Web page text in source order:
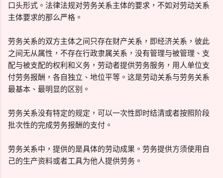
口头形式。法律法规对劳务关系主体的要求，不如对劳动关系
主体要求的那么严格。
劳务关系的双方主体之间只存在财产关系，即经济关系，彼此
之间无从属性，不存在行政隶属关系，没有管理与被管理、支
配与被支配的权利和义务，劳动者提供劳务服务，用人单位支
付劳务报酬，各自独立、地位平等。这是劳动关系与劳务关系
最基本、最明显的区别。
劳务关系没有特定的规定，可以一次性即时结清或者按照阶段
批次性的完成劳务报酬的支付。
劳务关系中，提供的是具体的劳动成果。劳务提供方须使用自
己的生产资料或者工具为他人提供劳务。